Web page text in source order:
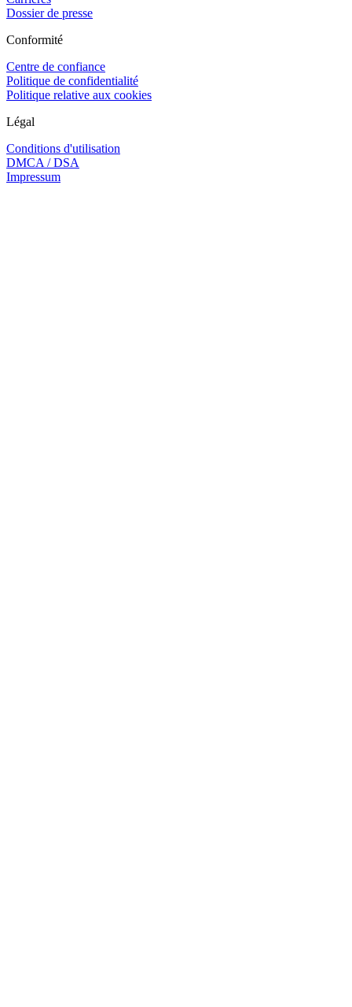
Dossier de presse
Conformité
Centre de confiance
Politique de confidentialité
Politique relative aux cookies
Légal
Conditions d'utilisation
DMCA / DSA
Impressum